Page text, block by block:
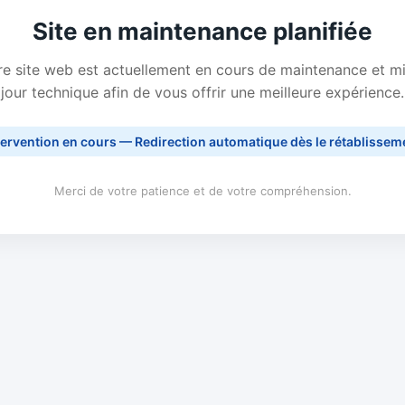
Site en maintenance planifiée
site web est actuellement en cours de maintenance et
jour technique afin de vous offrir une meilleure expérience.
en cours — Redirection automatique dès le
Merci de votre patience et de votre compréhension.